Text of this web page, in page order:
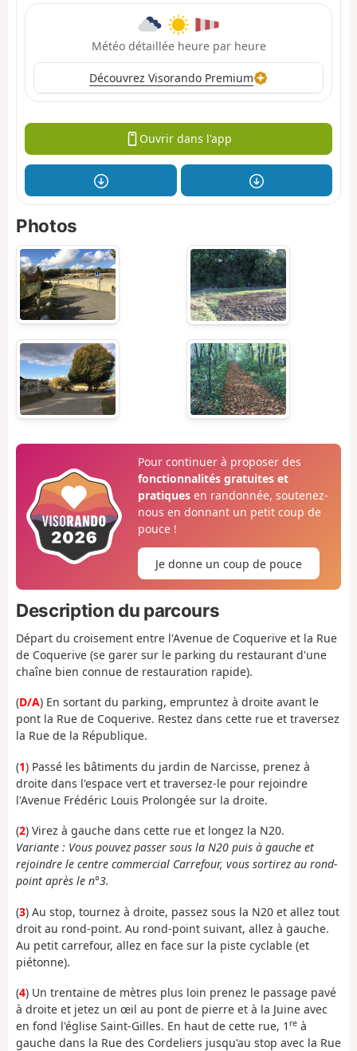
Météo détaillée heure par heure
Découvrez Visorando Premium
Ouvrir dans l'app
Photos
Pour continuer à proposer des
fonctionnalités gratuites et
pratiquesen randonnée, soutenez-
nous en donnant un petit coup de
pouce !
Je donne un coup de pouce
Description du parcours
Départ du croisement entre l'Avenue de Coquerive et la Rue
de Coquerive (se garer sur le parking du restaurant d'une
chaîne bien connue de restauration rapide).
(D/A) En sortant du parking, empruntez à droite avant le
pont la Rue de Coquerive. Restez dans cette rue et traversez
la Rue de la République.
(1) Passé les bâtiments du jardin de Narcisse, prenez à
droite dans l'espace vert et traversez-le pour rejoindre
l'Avenue Frédéric Louis Prolongée sur la droite.
(2) Virez à gauche dans cette rue et longez la N20.
Variante : Vous pouvez passer sous la N20 puis à gauche et
rejoindre le centre commercial Carrefour, vous sortirez au rond-
point après le n°3.
(3) Au stop, tournez à droite, passez sous la N20 et allez tout
droit au rond-point. Au rond-point suivant, allez à gauche.
Au petit carrefour, allez en face sur la piste cyclable (et
piétonne).
(4) Un trentaine de mètres plus loin prenez le passage pavé
à droite et jetez un œil au pont de pierre et à la Juine avec
en fond l'église Saint-Gilles. En haut de cette rue, 1 re à
gauche dans la Rue des Cordeliers jusqu'au stop avec la Rue